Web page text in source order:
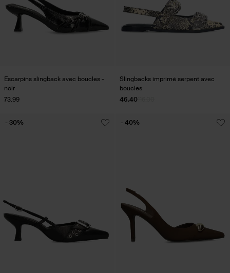
Escarpins slingback avec boucles -
noir
73.99
Slingbacks imprimé serpent avec
boucles
46.40
- 30% - 40%